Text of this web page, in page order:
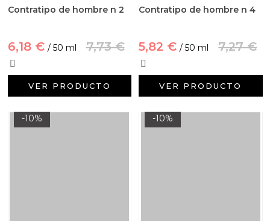
Contratipo de hombre n 2
6,18 € / 50 ml 7,73 €
VER PRODUCTO
Contratipo de hombre n 4
5,82 € / 50 ml 7,27 €
VER PRODUCTO
-10% -10%